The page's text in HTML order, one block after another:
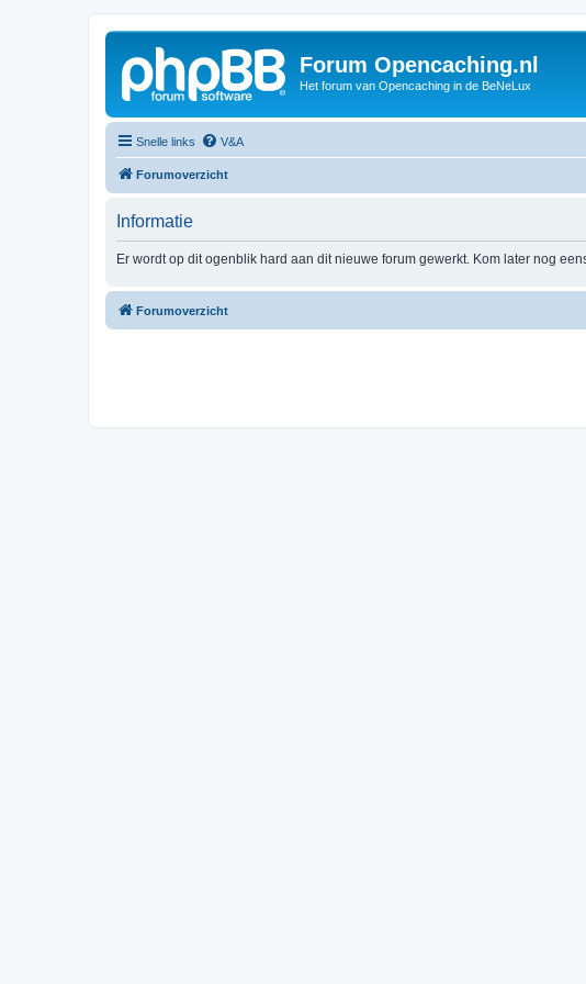
Forum Opencaching.nl
Het forum van Opencaching in de BeNeLux
Snelle links V&A
Forumoverzicht
Informatie
Er wordt op dit ogenblik hard aan dit nieuwe forum gewerkt. Kom later nog
Forumoverzicht